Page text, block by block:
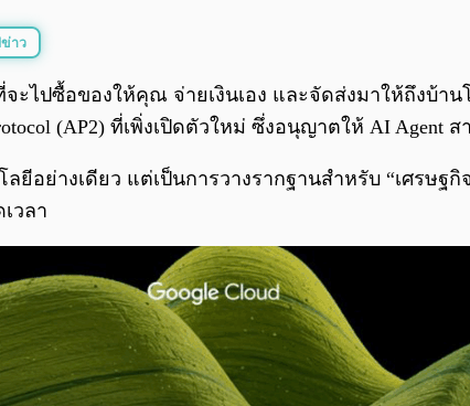
าว
ปซื้อของให้คุณ จ่ายเงินเอง และจัดส่งมาให้ถึงบ้า
(AP2) ที่เพิ่งเปิดตัวใหม่ ซึ่งอนุญาตให้ AI Agent ส
ย่างเดียว แต่เป็นการวางรากฐานสำหรับ “เศรษฐกิจ
วลา